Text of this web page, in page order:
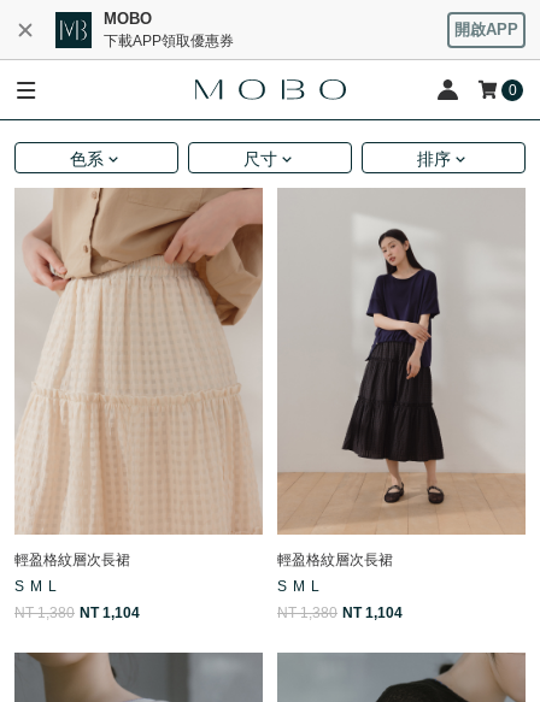
MOBO
下載APP領取優惠券
開啟APP
0
色系 尺寸 排序
輕盈格紋層次長裙
S M
L
NT 1,380 NT 1,104
輕盈格紋層次長裙
S M
L
NT 1,380 NT 1,104